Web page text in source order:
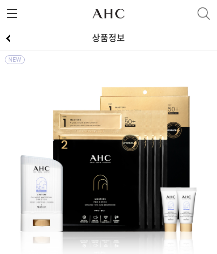
상품정보
NEW